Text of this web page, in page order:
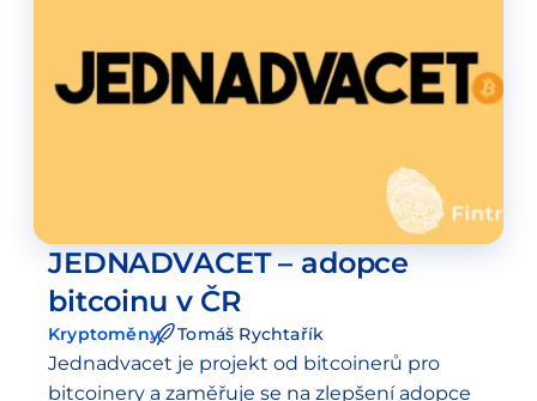
JEDNADVACET – adopce
bitcoinu v ČR
Kryptoměny Tomáš Rychtařík
Jednadvacet je projekt od bitcoinerů pro
bitcoinery a zaměřuje se na zlepšení adopce